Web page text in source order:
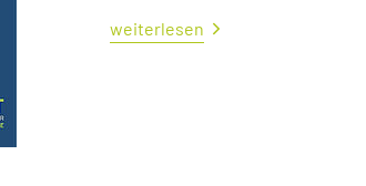
weiterlesen